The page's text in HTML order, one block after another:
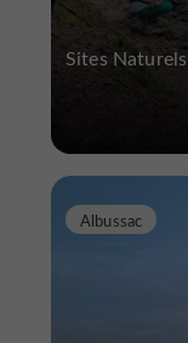
Sites
Albussac